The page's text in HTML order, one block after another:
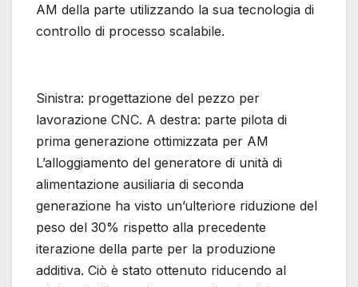
AM della parte utilizzando la sua tecnologia di
controllo di processo scalabile.
Sinistra: progettazione del pezzo per
lavorazione CNC. A destra: parte pilota di
prima generazione ottimizzata per AM
L’alloggiamento del generatore di unità di
alimentazione ausiliaria di seconda
generazione ha visto un’ulteriore riduzione del
peso del 30% rispetto alla precedente
iterazione della parte per la produzione
additiva. Ciò è stato ottenuto riducendo al